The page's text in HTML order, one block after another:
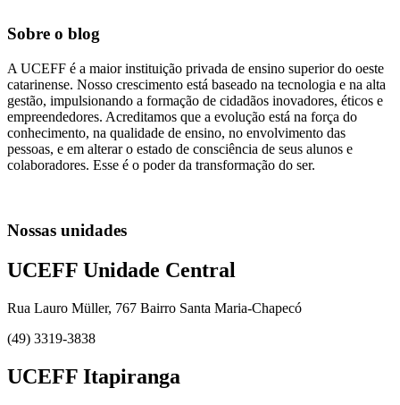
Sobre o blog
A UCEFF é a maior instituição privada de ensino superior do oeste
catarinense. Nosso crescimento está baseado na tecnologia e na alta
gestão, impulsionando a formação de cidadãos inovadores, éticos e
empreendedores. Acreditamos que a evolução está na força do
conhecimento, na qualidade de ensino, no envolvimento das
pessoas, e em alterar o estado de consciência de seus alunos e
colaboradores. Esse é o poder da transformação do ser.
Nossas unidades
UCEFF Unidade Central
Rua Lauro Müller, 767 Bairro Santa Maria-Chapecó
(49) 3319-3838
UCEFF Itapiranga